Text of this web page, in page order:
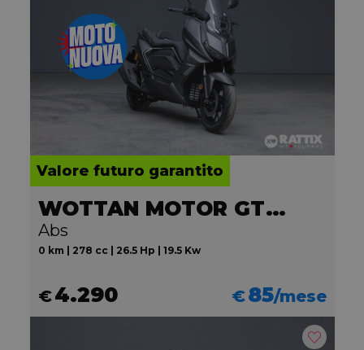
Valore futuro garantito
WOTTAN MOTOR GT2 300
Abs
0 km | 278 cc | 26.5 Hp | 19.5 Kw
€4.290 €85/mese